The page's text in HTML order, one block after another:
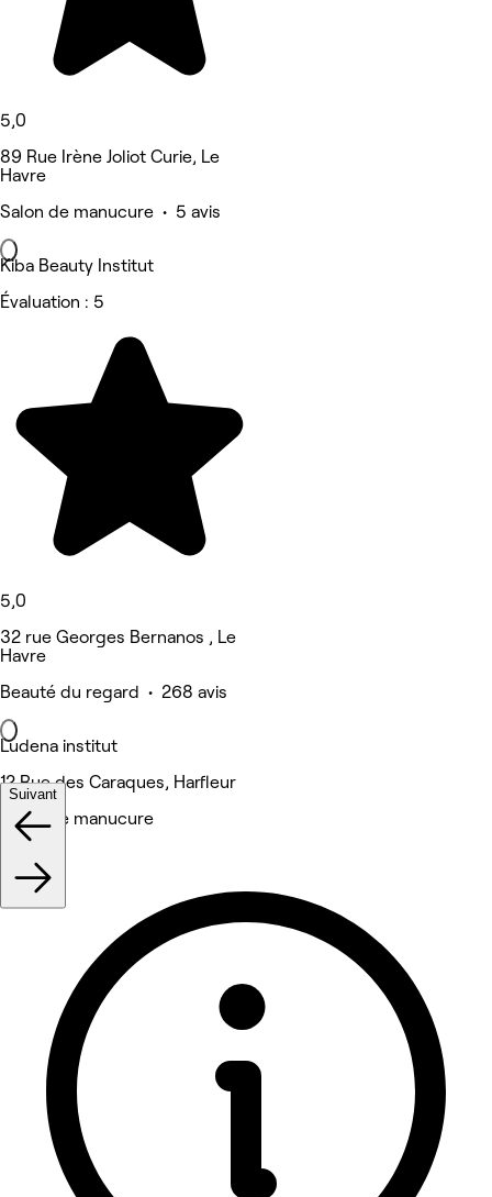
5,0
89 Rue Irène Joliot Curie, Le
Havre
Salon de manucure • 5 avis
Kiba Beauty Institut
Évaluation : 5
5,0
32 rue Georges Bernanos , Le
Havre
Beauté du regard • 268 avis
Ludena institut
12 Rue des Caraques, Harfleur
Salon de manucure
Suivant